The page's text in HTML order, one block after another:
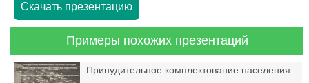
Скачать презентацию
Примеры похожих презентаций
Принудительное комплектование населения